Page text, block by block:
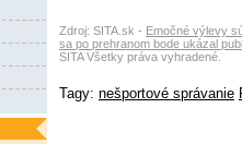
Zdroj: SITA.sk - Emočné výlevy
sa po prehranom bode ukázal
SITA Všetky práva vyhradené.
Tagy: nešportové správanie